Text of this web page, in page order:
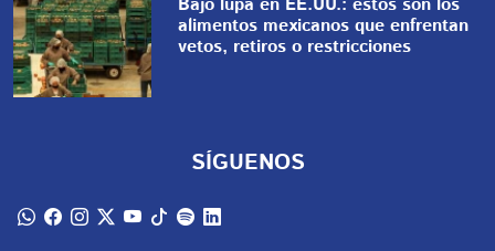
Bajo lupa en EE.UU.: estos son los
alimentos mexicanos que enfrentan
vetos, retiros o restricciones
SÍGUENOS